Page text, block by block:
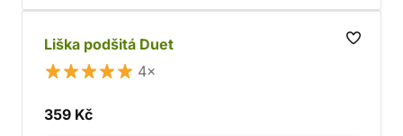
Liška podšitá Duet
4×
359 Kč